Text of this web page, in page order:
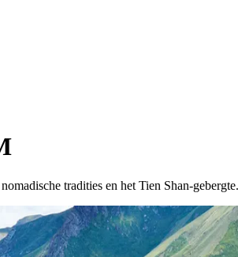
tradities en het Tien Shan-